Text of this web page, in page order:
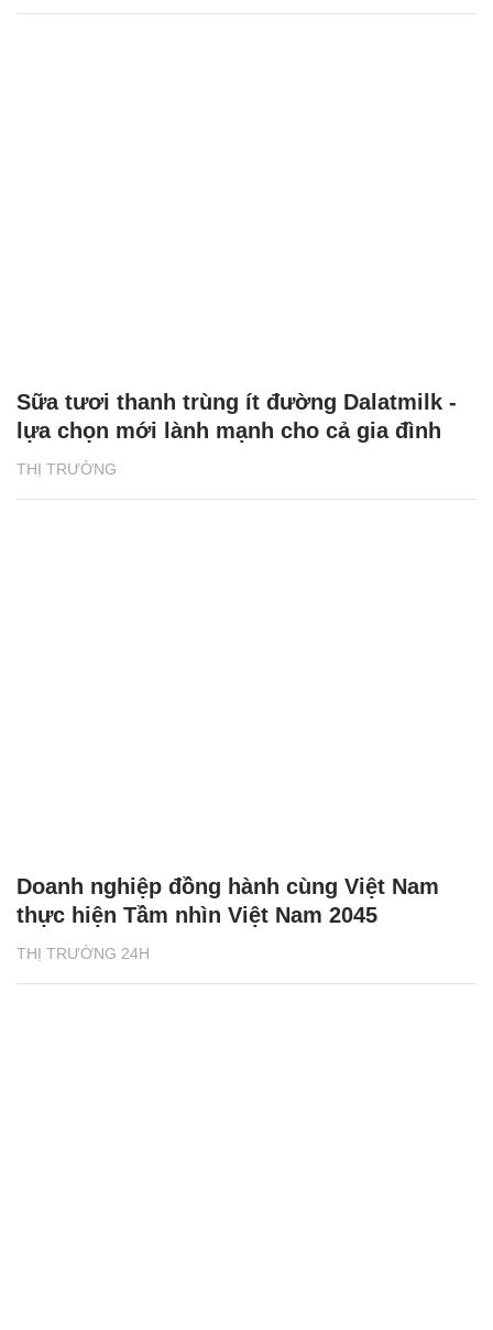
THỊ TRƯỜNG
Sữa tươi thanh trùng ít đường Dalatmilk -
lựa chọn mới lành mạnh cho cả gia đình
THỊ TRƯỜNG 24H
Doanh nghiệp đồng hành cùng Việt Nam
thực hiện Tầm nhìn Việt Nam 2045